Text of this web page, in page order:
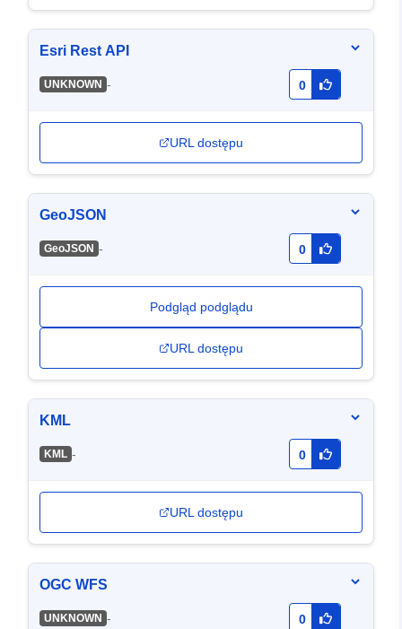
Esri Rest API
UNKNOWN - 0
URL dostępu
GeoJSON
GeoJSON - 0
Podgląd podglądu
URL dostępu
KML
KML - 0
URL dostępu
OGC WFS
UNKNOWN - 0